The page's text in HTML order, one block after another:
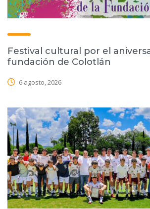
Festival cultural por el
fundación de Colotlán
6 agosto, 2026